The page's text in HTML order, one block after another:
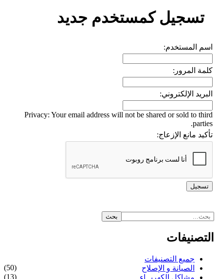
تسجيل كمستخدم جديد
اسم المستخدم:
كلمة المرور:
البريد الإلكتروني:
Privacy: Your email address will not be shared or sold to third
parties.
تأكيد مانع الإزعاج:
التصنيفات
جميع التصنيفات
الصيانة و الإصلاح
(50)
(13)